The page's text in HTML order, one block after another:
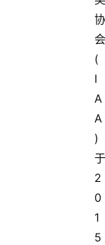
协
会
(
I
A
A
)
于
2
0
1
5